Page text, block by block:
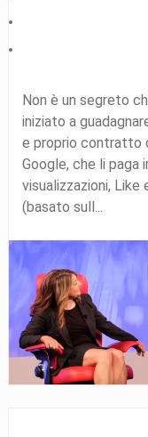
Non è un segreto
iniziato a
e proprio contratto
Google, che li paga
visualizzazioni, Like
(basato sull...